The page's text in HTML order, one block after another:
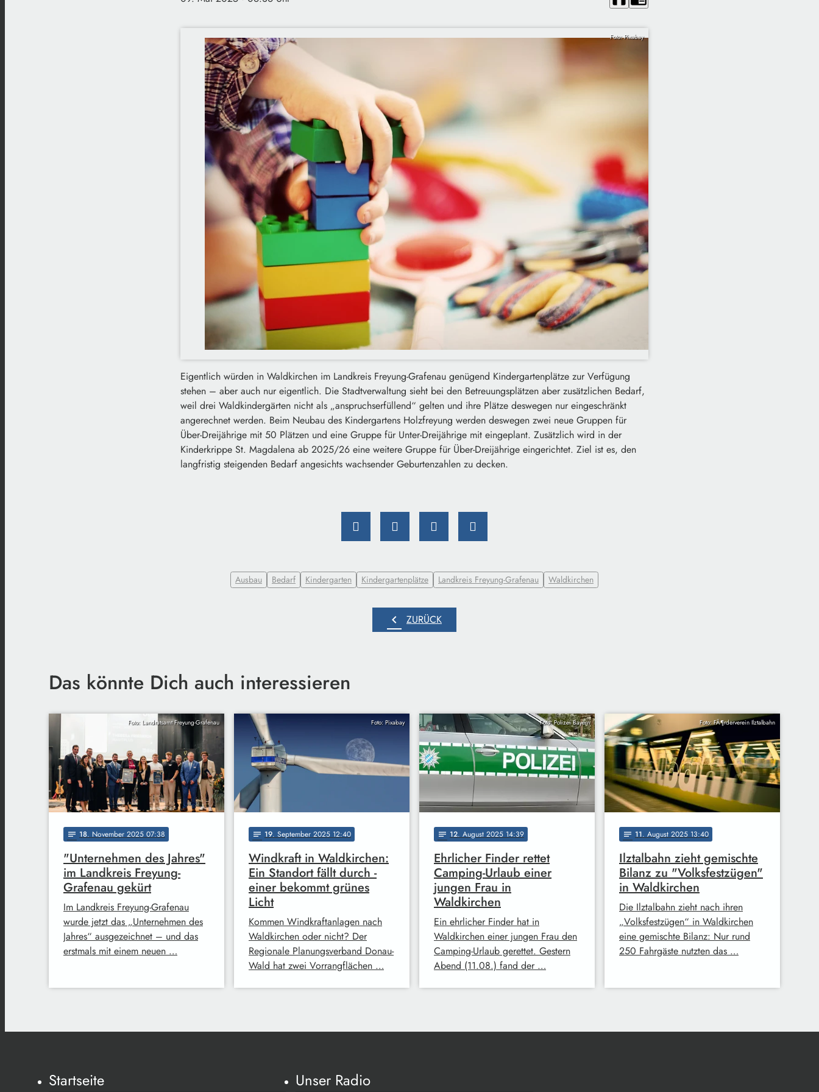
Foto: Pixabay
Eigentlich würden in Waldkirchen im Landkreis Freyung-Grafenau genügend Kindergartenplätze zur Verfügung
stehen – aber auch nur eigentlich. Die Stadtverwaltung sieht bei den Betreuungsplätzen aber zusätzlichen Bedarf,
weil drei Waldkindergärten nicht als „anspruchserfüllend“ gelten und ihre Plätze deswegen nur eingeschränkt
angerechnet werden. Beim Neubau des Kindergartens Holzfreyung werden deswegen zwei neue Gruppen für
Über-Dreijährige mit 50 Plätzen und eine Gruppe für Unter-Dreijährige mit eingeplant. Zusätzlich wird in der
Kinderkrippe St. Magdalena ab 2025/26 eine weitere Gruppe für Über-Dreijährige eingerichtet. Ziel ist es, den
langfristig steigenden Bedarf angesichts wachsender Geburtenzahlen zu decken.
Ausbau Bedarf Kindergarten Kindergartenplätze Landkreis Freyung-Grafenau Waldkirchen
chevron_left ZURÜCK
Das könnte Dich auch interessieren
Foto: Landratsamt Freyung-Grafenau
notes 18. November 2025 07:38
"Unternehmen des Jahres"
im Landkreis Freyung-
Grafenau gekürt
Im Landkreis Freyung-Grafenau
wurde jetzt das „Unternehmen des
Jahres“ ausgezeichnet – und das
erstmals mit einem neuen …
Foto: Pixabay
notes 19. September 2025 12:40
Windkraft in Waldkirchen:
Ein Standort fällt durch -
einer bekommt grünes
Licht
Kommen Windkraftanlagen nach
Waldkirchen oder nicht? Der
Regionale Planungsverband Donau-
Wald hat zwei Vorrangflächen …
Foto: Polizei Bayern
notes 12. August 2025 14:39
Ehrlicher Finder rettet
Camping-Urlaub einer
jungen Frau in
Waldkirchen
Ein ehrlicher Finder hat in
Waldkirchen einer jungen Frau den
Camping-Urlaub gerettet. Gestern
Abend (11.08.) fand der …
Foto: FÃ¶rderverein Ilztalbahn
notes 11. August 2025 13:40
Ilztalbahn zieht gemischte
Bilanz zu "Volksfestzügen"
in Waldkirchen
Die Ilztalbahn zieht nach ihren
„Volksfestzügen“ in Waldkirchen
eine gemischte Bilanz: Nur rund
250 Fahrgäste nutzten das …
Startseite Unser Radio